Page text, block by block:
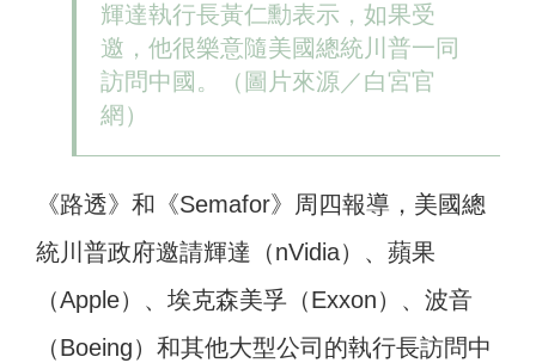
輝達執行長黃仁勳表示，如果受
邀，他很樂意隨美國總統川普一同
訪問中國。（圖片來源／白宮官
網）
《路透》和《Semafor》周四報導，美國總
統川普政府邀請輝達（nVidia）、蘋果
（Apple）、埃克森美孚（Exxon）、波音
（Boeing）和其他大型公司的執行長訪問中